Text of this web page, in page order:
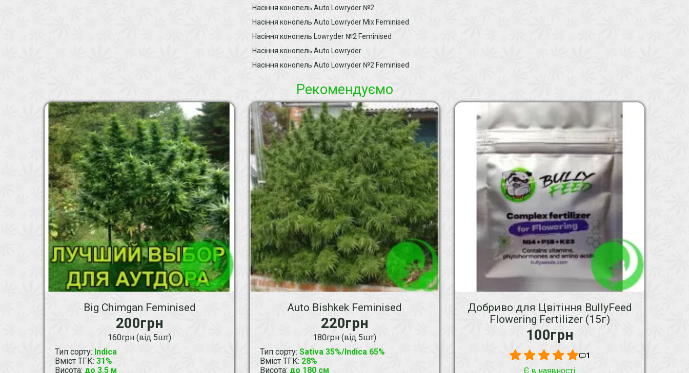
Насіння конопель Auto Lowryder №2
Насіння конопель Auto Lowryder Mix Feminised
Насіння конопель Lowryder №2 Feminised
Насіння конопель Auto Lowryder
Насіння конопель Auto Lowryder №2 Feminised
Рекомендуємо
Big Chimgan Feminised
200грн
160грн (від 5шт)
Тип сорту: Indica
Вміст ТГК: 31%
Висота: до 3.5 м
Auto Bishkek Feminised
220грн
180грн (від 5шт)
Тип сорту: Sativa 35%/Indica 65%
Вміст ТГК: 28%
Висота: до 180 см
Добриво для Цвітіння BullyFeed
Flowering Fertilizer (15г)
100грн
1
Є в наявності